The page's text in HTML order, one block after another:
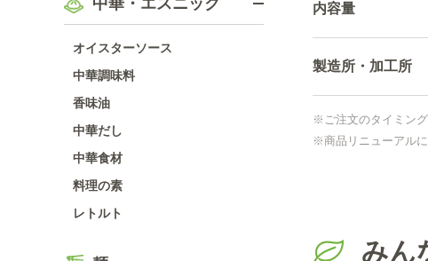
中華・エスニック
オイスターソース
中華調味料
香味油
中華だし
中華食材
料理の素
レトルト
内容量
製造所・加工所
※ご注文のタイミン
※商品リニューアル
みん